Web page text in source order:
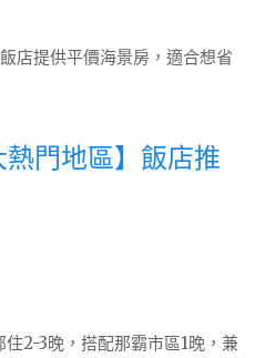
店提供平價海景房，適合想省
熱門地區】飯店推
住2-3晚，搭配那霸市區1晚，兼